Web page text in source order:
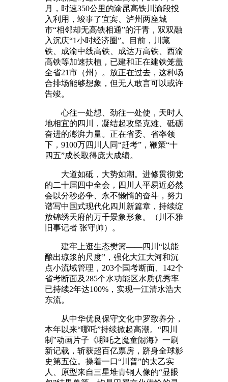
月，时速350公里的渝昆高铁川渝段投
入利用，竣事了宜宾、泸州两座城
市“相邻却无高铁相通”的汗青，双双融
入沉庆“1小时经济圈”。目前，川藏
铁、成渝中线高铁、成达万高铁、西渝
高铁等加速扶植，已建和正在建铁笼盖
全省21市（州）。放正在过去，这种场
合排场能够想象，但无人敢言可以或许
告竣。
心往一处想、劲往一处使，天时人
地相宜的四川，凝结起攻坚克难、砥砺
奋进的澎湃力量。正在省委、省率领
下，9100万四川人同“赶考”，鞭策“十
四五”成长取得庞大成绩。
大道如砥，大势如潮。进修贯彻党
的二十届四中全会，四川人平易近必然
会以分秒必争、永不懒惰的奋斗，努力
谱写中国式现代化四川新篇章，持续绽
放锦绣天府的万千景象形象。（川不雅
旧事记者 张守帅）。
建牢上逛生态樊篱——四川“以能
酿出琼浆的尺度”，强化大江大河和沉
点小流域管理，203个国考断面、142个
省考断面及285个水功能区水质优秀率
已持续2年达100%，实现一江清水浩大
东流。
从中华优良保守文化中罗致养分，
本年以来“哪吒”持续掀起高潮。“四川
制”动画片子《哪吒之魔童闹海》一刷
新记载，斩获超百亿票房，跻身全球影
史第五位。操着一口“川普”的太乙实
人、原型来自三星堆青铜人像的“显眼